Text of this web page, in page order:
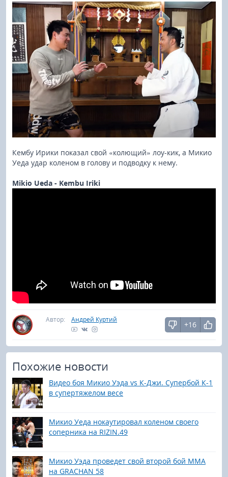
Кембу Ирики показал свой «колющий» лоу-кик, а Микио
Уеда удар коленом в голову и подводку к нему.
Mikio Ueda - Kembu Iriki
Автор: Андрей Куртий
+16
Похожие новости
Видео боя Микио Уэда vs К-Джи. Супербой К-1
в супертяжелом весе
Микио Уеда нокаутировал коленом своего
соперника на RIZIN.49
Микио Уэда проведет свой второй бой ММА
на GRACHAN 58